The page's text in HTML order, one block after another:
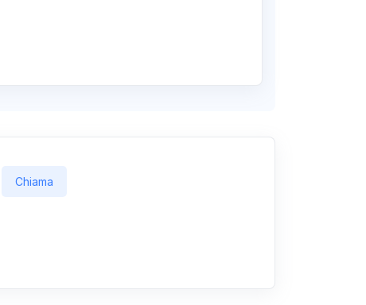
Chiama